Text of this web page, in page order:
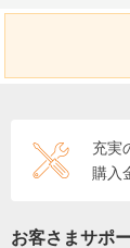
充実
購入
お客さまサポ